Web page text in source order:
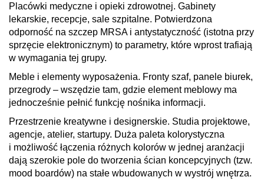
Placówki medyczne i opieki zdrowotnej. Gabinety
lekarskie, recepcje, sale szpitalne. Potwierdzona
odporność na szczep MRSA i antystatyczność (istotna przy
sprzęcie elektronicznym) to parametry, które wprost trafiają
w wymagania tej grupy.
Meble i elementy wyposażenia. Fronty szaf, panele biurek,
przegrody – wszędzie tam, gdzie element meblowy ma
jednocześnie pełnić funkcję nośnika informacji.
Przestrzenie kreatywne i designerskie. Studia projektowe,
agencje, atelier, startupy. Duża paleta kolorystyczna
i możliwość łączenia różnych kolorów w jednej aranżacji
dają szerokie pole do tworzenia ścian koncepcyjnych (tzw.
mood boardów) na stałe wbudowanych w wystrój wnętrza.